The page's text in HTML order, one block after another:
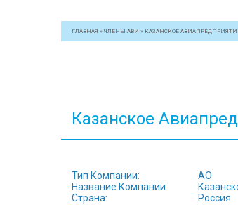
ГЛАВНАЯ » ЧЛЕНЫ АВИ » КАЗАНСКОЕ
Казанское
Тип Компании:
АО
Hазвание Компании:
Страна:
Россия